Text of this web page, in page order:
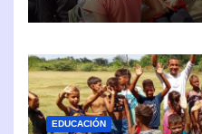
EDUCACIÓN